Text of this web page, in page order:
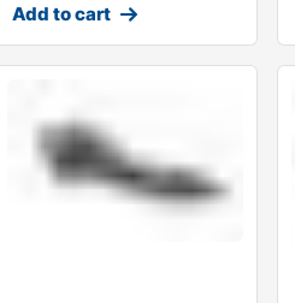
Add to cart